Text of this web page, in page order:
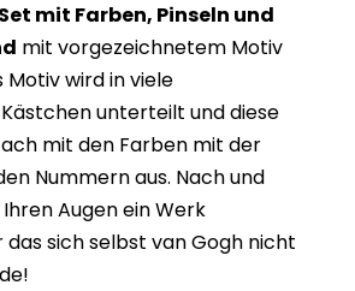
Set mit Farben, Pinseln und
mit vorgezeichnetem Motiv
Motiv wird in viele
unterteilt und diese
mit den Farben mit der
Nummern aus. Nach und
Augen ein Werk
sich selbst van Gogh nicht